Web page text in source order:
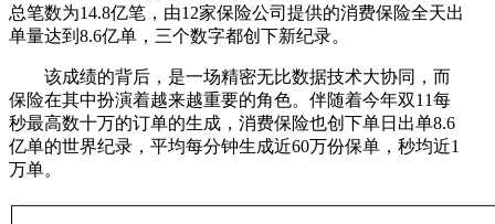
总笔数为14.8亿笔，由12家保险公司提供的消费保险全天出
单量达到8.6亿单，三个数字都创下新纪录。
该成绩的背后，是一场精密无比数据技术大协同，而
保险在其中扮演着越来越重要的角色。伴随着今年双11每
秒最高数十万的订单的生成，消费保险也创下单日出单8.6
亿单的世界纪录，平均每分钟生成近60万份保单，秒均近1
万单。